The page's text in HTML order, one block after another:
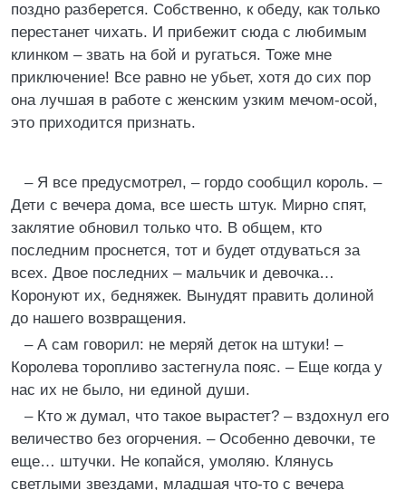
поздно разберется. Собственно, к обеду, как только
перестанет чихать. И прибежит сюда с любимым
клинком – звать на бой и ругаться. Тоже мне
приключение! Все равно не убьет, хотя до сих пор
она лучшая в работе с женским узким мечом-осой,
это приходится признать.
– Я все предусмотрел, – гордо сообщил король. –
Дети с вечера дома, все шесть штук. Мирно спят,
заклятие обновил только что. В общем, кто
последним проснется, тот и будет отдуваться за
всех. Двое последних – мальчик и девочка…
Коронуют их, бедняжек. Вынудят править долиной
до нашего возвращения.
– А сам говорил: не меряй деток на штуки! –
Королева торопливо застегнула пояс. – Еще когда у
нас их не было, ни единой души.
– Кто ж думал, что такое вырастет? – вздохнул его
величество без огорчения. – Особенно девочки, те
еще… штучки. Не копайся, умоляю. Клянусь
светлыми звездами, младшая что-то с вечера